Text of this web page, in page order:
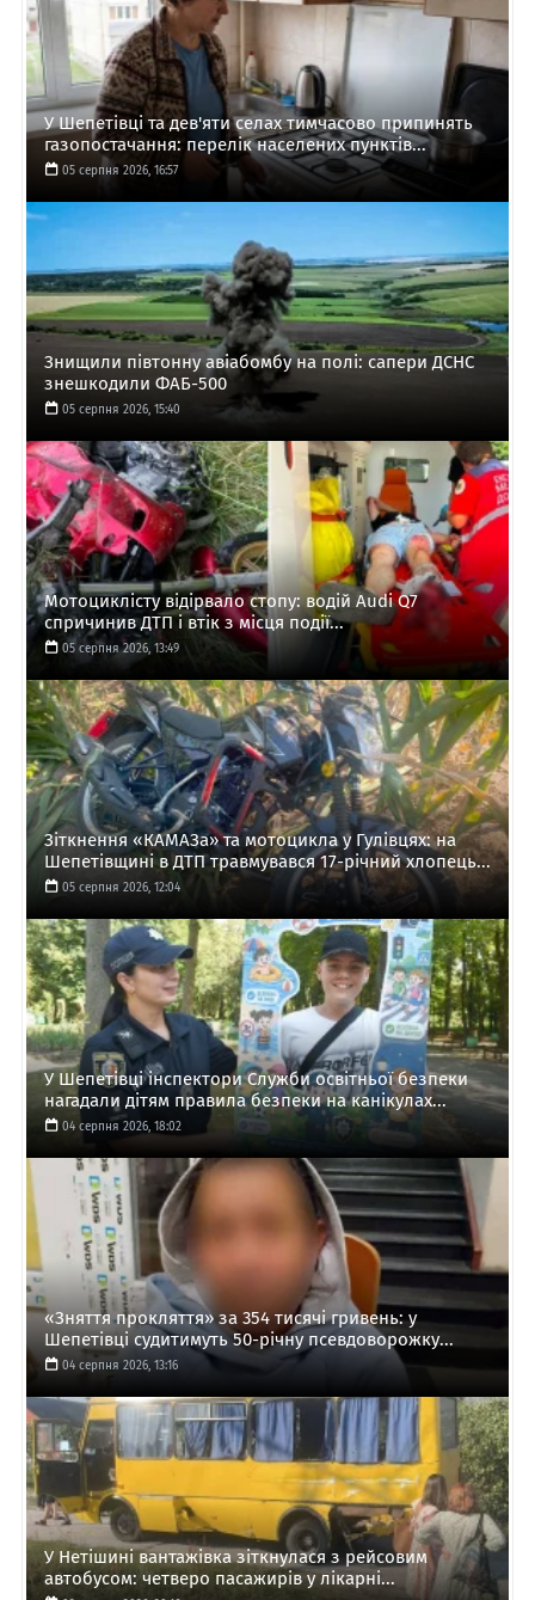
У Шепетівці та дев'яти селах тимчасово припинять
газопостачання: перелік населених пунктів...
05 серпня 2026, 16:57
Знищили півтонну авіабомбу на полі: сапери ДСНС
знешкодили ФАБ-500
05 серпня 2026, 15:40
Мотоциклісту відірвало стопу: водій Audi Q7
спричинив ДТП і втік з місця події...
05 серпня 2026, 13:49
Зіткнення «КАМАЗа» та мотоцикла у Гулівцях: на
Шепетівщині в ДТП травмувався 17-річний хлопець...
05 серпня 2026, 12:04
У Шепетівці інспектори Служби освітньої безпеки
нагадали дітям правила безпеки на канікулах...
04 серпня 2026, 18:02
«Зняття прокляття» за 354 тисячі гривень: у
Шепетівці судитимуть 50-річну псевдоворожку...
04 серпня 2026, 13:16
У Нетішині вантажівка зіткнулася з рейсовим
автобусом: четверо пасажирів у лікарні...